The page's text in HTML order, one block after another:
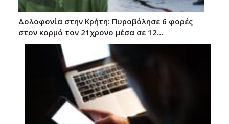
Δολοφονία στην Κρήτη: Πυροβόλησε 6 φορές
στον κορμό τον 21χρονο μέσα σε 12…